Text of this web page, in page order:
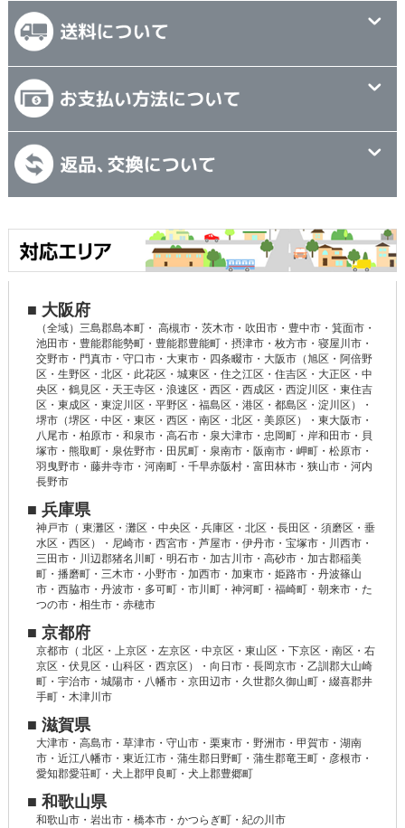
■ 大阪府
（全域）三島郡島本町・ 高槻市・茨木市・吹田市・豊中市・箕面市・
池田市・豊能郡能勢町・豊能郡豊能町・摂津市・枚方市・寝屋川市・
交野市・門真市・守口市・大東市・四条畷市・大阪市（旭区・阿倍野
区・生野区・北区・此花区・城東区・住之江区・住吉区・大正区・中
央区・鶴見区・天王寺区・浪速区・西区・西成区・西淀川区・東住吉
区・東成区・東淀川区・平野区・福島区・港区・都島区・淀川区）・
堺市（堺区・中区・東区・西区・南区・北区・美原区）・東大阪市・
八尾市・柏原市・和泉市・高石市・泉大津市・忠岡町・岸和田市・貝
塚市・熊取町・泉佐野市・田尻町・泉南市・阪南市・岬町・松原市・
羽曳野市・藤井寺市・河南町・千早赤阪村・富田林市・狭山市・河内
長野市
■ 兵庫県
神戸市（ 東灘区・灘区・中央区・兵庫区・北区・長田区・須磨区・垂
水区・西区）・尼崎市・西宮市・芦屋市・伊丹市・宝塚市・川西市・
三田市・川辺郡猪名川町・明石市・加古川市・高砂市・加古郡稲美
町・播磨町・三木市・小野市・加西市・加東市・姫路市・丹波篠山
市・西脇市・丹波市・多可町・市川町・神河町・福崎町・朝来市・た
つの市・相生市・赤穂市
■ 京都府
京都市（ 北区・上京区・左京区・中京区・東山区・下京区・南区・右
京区・伏見区・山科区・西京区）・向日市・長岡京市・乙訓郡大山崎
町・宇治市・城陽市・八幡市・京田辺市・久世郡久御山町・綴喜郡井
手町・木津川市
■ 滋賀県
大津市・高島市・草津市・守山市・栗東市・野洲市・甲賀市・湖南
市・近江八幡市・東近江市・蒲生郡日野町・蒲生郡竜王町・彦根市・
愛知郡愛荘町・犬上郡甲良町・犬上郡豊郷町
■ 和歌山県
和歌山市・岩出市・橋本市・かつらぎ町・紀の川市